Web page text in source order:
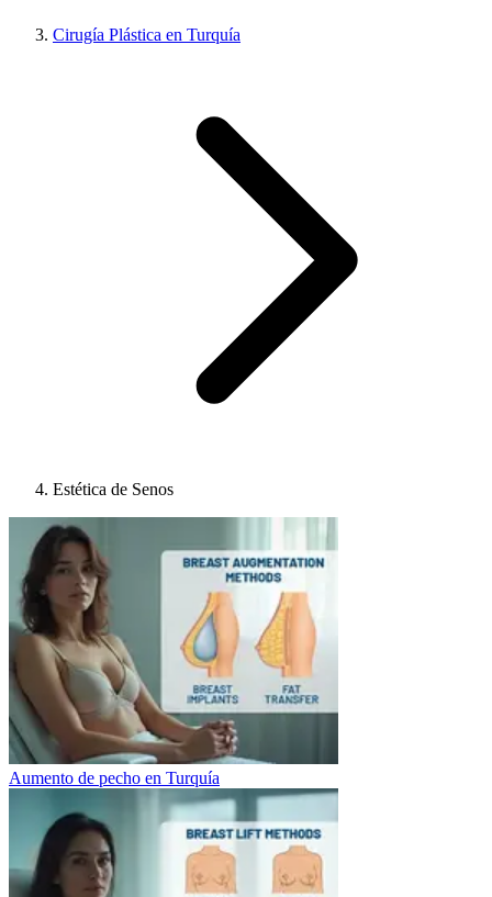
Cirugía Plástica en Turquía
Estética de Senos
Aumento de pecho en Turquía